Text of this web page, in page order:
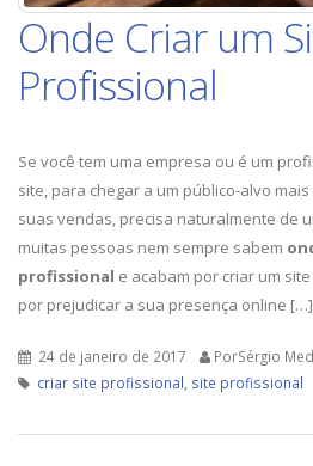
Onde Criar um
Profissional
Se você tem uma empresa ou é um
site, para chegar a um público-alvo
suas vendas, precisa naturalmente de
muitas pessoas nem sempre sabem
profissional e acabam por criar um
por prejudicar a sua presença online […]
24 de janeiro de 2017
PorSérgio
criar site profissional site profissional